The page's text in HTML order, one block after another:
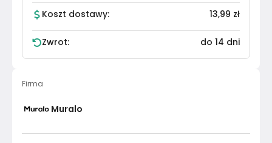
Koszt dostawy: 13,99 zł
Zwrot: do 14 dni
Firma
Muralo